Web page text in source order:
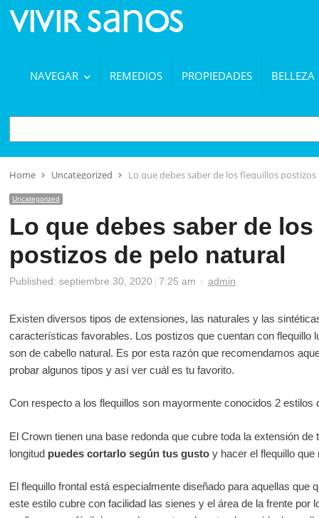
NAVEGAR REMEDIOS PROPIEDADES BELLEZA
BUSCAR
Home Uncategorized Lo que debes saber de los flequillos
Uncategorized
Lo que debes saber de
postizos de pelo natural
Published: septiembre 30, 2020 7:25 am Author
admin
Existen diversos tipos de extensiones, las naturales y las
características favorables. Los postizos que cuentan con flequillo
son de cabello natural. Es por esta razón que recomendamos
probar algunos tipos y así ver cuál es tu favorito.
Con respecto a los flequillos son mayormente conocidos 2 estilos
El Crown tienen una base redonda que cubre toda la extensión
longitud puedes cortarlo según tus gustoy hacer el flequillo que
El flequillo frontal está especialmente diseñado para aquellas que
este estilo cubre con facilidad las sienes y el área de la frente por